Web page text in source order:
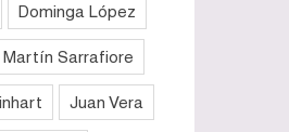
Dominga López
Martín Sarrafiore
Juan Vera